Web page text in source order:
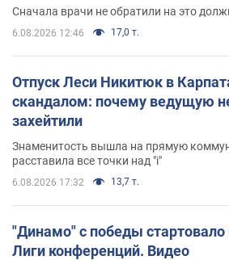
Сначала врачи не обратили на это
6.08.2026 12:46 17,0 т.
Отпуск Леси Никитюк в
скандалом: почему ведущую
захейтили
Знаменитость вышла на прямую
расставила все точки над "i"
6.08.2026 17:32 13,7 т.
"Динамо" с победы
Лиги конференций. Видео